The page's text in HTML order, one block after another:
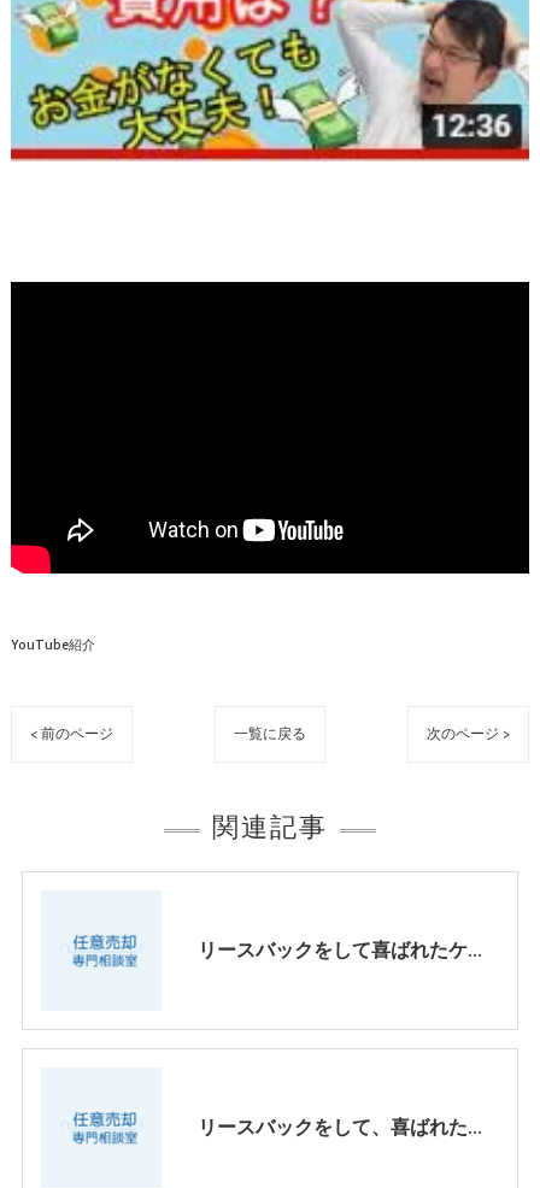
YouTube紹介
< 前のページ 一覧に戻る 次のページ >
関連記事
リースバックをして喜ばれたケース パートⅢ
リースバックをして、喜ばれたケース、パートⅡ